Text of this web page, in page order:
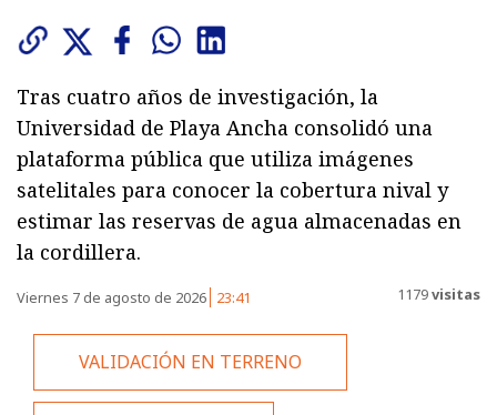
Tras cuatro años de investigación, la
Universidad de Playa Ancha consolidó una
plataforma pública que utiliza imágenes
satelitales para conocer la cobertura nival y
estimar las reservas de agua almacenadas en
la cordillera.
Viernes 7 de agosto de 2026 23:41 1179visitas
VALIDACIÓN EN TERRENO